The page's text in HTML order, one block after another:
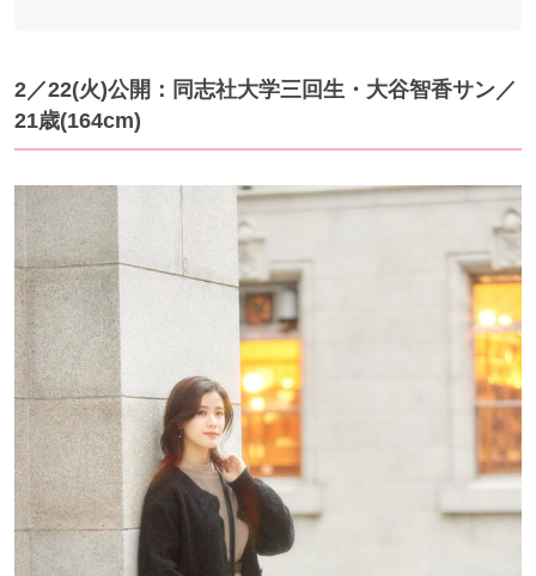
2／22(火)公開：同志社大学三回生・大谷智香サン／
21歳(164cm)